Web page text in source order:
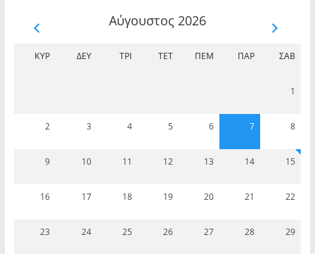
Αύγουστος 2026
ΚΥΡ ΔΕΥ ΤΡΊ ΤΕΤ ΠΈΜ ΠΑΡ ΣΆΒ
1
2 3 4 5 6 7 8
9 10 11 12 13 14 15
16 17 18 19 20 21 22
23 24 25 26 27 28 29